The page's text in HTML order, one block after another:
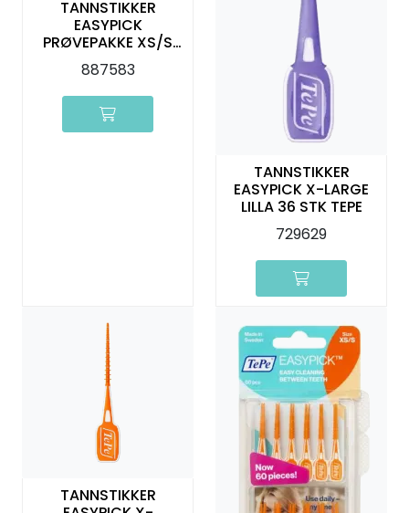
TANNSTIKKER
EASYPICK
PRØVEPAKKE XS/S
2X200 STK ORANGE
TEPE
887583
TANNSTIKKER
EASYPICK X-LARGE
LILLA 36 STK TEPE
729629
TANNSTIKKER